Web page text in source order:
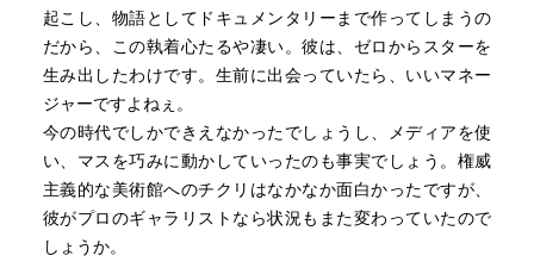
起こし、物語としてドキュメンタリーまで作ってしまうの
だから、この執着心たるや凄い。彼は、ゼロからスターを
生み出したわけです。生前に出会っていたら、いいマネー
ジャーですよねぇ。
今の時代でしかできえなかったでしょうし、メディアを使
い、マスを巧みに動かしていったのも事実でしょう。権威
主義的な美術館へのチクリはなかなか面白かったですが、
彼がプロのギャラリストなら状況もまた変わっていたので
しょうか。